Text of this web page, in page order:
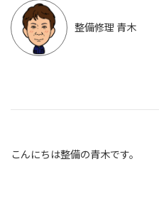
整備修理 青木
こんにちは整備の青木です。